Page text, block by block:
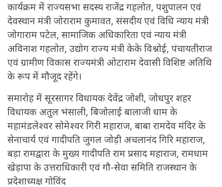
कार्यक्रम में राज्यसभा सदस्य राजेंद्र गहलोत, पशुपालन एवं
देवस्थान मंत्री जोराराम कुमावत, संसदीय एवं विधि न्याय मंत्री
जोगाराम पटेल, सामाजिक अधिकारिता एवं न्याय मंत्री
अविनाश गहलोत, उद्योग राज्य मंत्री केके विश्नोई, पंचायतीराज
एवं ग्रामीण विकास राज्यमंत्री ओटाराम देवासी विशिष्ट अतिथि
के रूप में मौजूद रहेंगे।
समारोह में सूरसागर विधायक देवेंद्र जोशी, जोधपुर शहर
विधायक अतुल भंसाली, बिजोलाई बालाजी धाम के
महामंडलेश्वर सोमेश्वर गिरी महाराज, बाबा रामदेव मंदिर के
सेनाचार्य एवं गादीपति जुगल जोड़ी अचलानंद गिरि महाराज,
बड़ा रामद्वारा के मुख्य गादीपति राम प्रसाद महाराज, रामधाम
खेड़ापा के उत्तराधिकारी एवं गौ-सेवा समिति राजस्थान के
प्रदेशाध्यक्ष गोविंद